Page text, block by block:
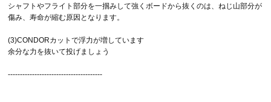
シャフトやフライト部分を一掴みして強くボードから抜くのは、ねじ山部分が
傷み、寿命が縮む原因となります。
(3)CONDORカットで浮力が増しています
余分な力を抜いて投げましょう
---------------------------------------